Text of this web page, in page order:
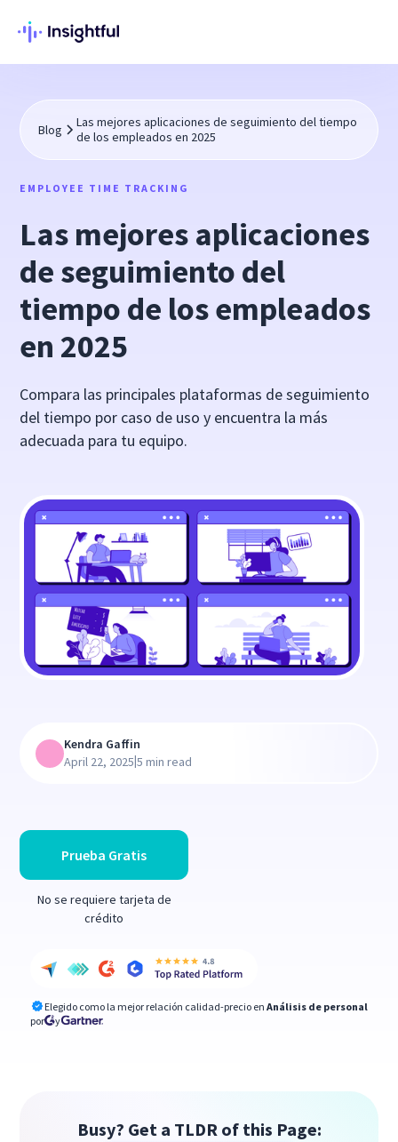
Blog
Las mejores aplicaciones de seguimiento del tiempo
de los empleados en 2025
EMPLOYEE TIME TRACKING
Las mejores aplicaciones
de seguimiento del
tiempo de los empleados
en 2025
Compara las principales plataformas de seguimiento
del tiempo por caso de uso y encuentra la más
adecuada para tu equipo.
Prueba Gratis
No se requiere tarjeta de
crédito
Elegido como la mejor relación calidad-precio en Análisis de personal
por
y
Kendra Gaffin
April 22, 2025|5 min read
Busy? Get a TLDR of this Page: